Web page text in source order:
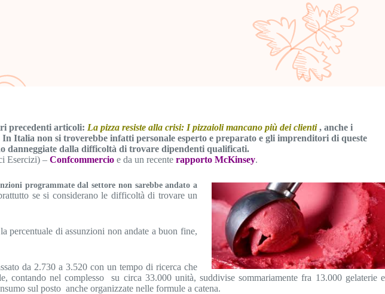
precedenti articoli: La pizza resiste alla crisi: I pizzaioli mancano più dei clienti, anche i
Italia non si troverebbe infatti personale esperto e preparato e gli imprenditori di queste
danneggiate dalla difficoltà di trovare dipendenti qualificati.
Esercizi) – Confcommercio e da un recente rapporto McKinsey.
programmate dal settore non sarebbe andato a
se si considerano le difficoltà di trovare un
percentuale di assunzioni non andate a buon fine,
da 2.730 a 3.520 con un tempo di ricerca che
contando nel complesso su circa 33.000 unità, suddivise sommariamente fra 13.000 gelaterie e
sul posto anche organizzate nelle formule a catena.